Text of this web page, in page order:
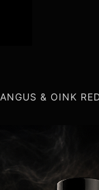
ANGUS & OINK